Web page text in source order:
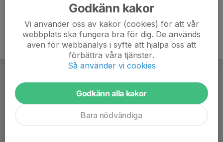
Godkänn kakor
Vi använder oss av kakor (cookies) för att vår
webbplats ska fungera bra för dig. De används
även för webbanalys i syfte att hjälpa oss att
förbättra våra tjänster.
Så använder vi cookies
Godkänn alla kakor
Bara nödvändiga